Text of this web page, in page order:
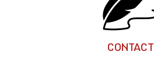
CONTACT